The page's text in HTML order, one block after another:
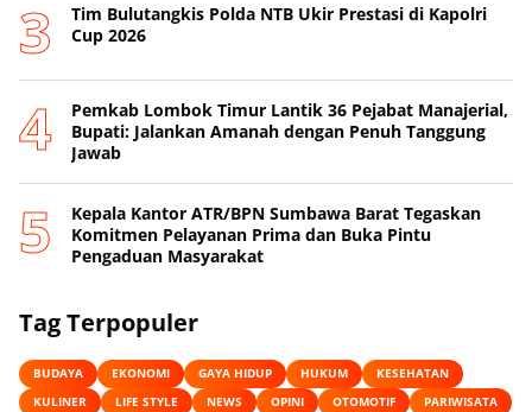
Tim Bulutangkis Polda NTB Ukir Prestasi di Kapolri
Cup 2026
Pemkab Lombok Timur Lantik 36 Pejabat Manajerial,
Bupati: Jalankan Amanah dengan Penuh Tanggung
Jawab
Kepala Kantor ATR/BPN Sumbawa Barat Tegaskan
Komitmen Pelayanan Prima dan Buka Pintu
Pengaduan Masyarakat
Tag Terpopuler
BUDAYA EKONOMI GAYA HIDUP HUKUM
KESEHATAN
KULINER
LIFE STYLE NEWS OPINI OTOMOTIF
PARIWISATA